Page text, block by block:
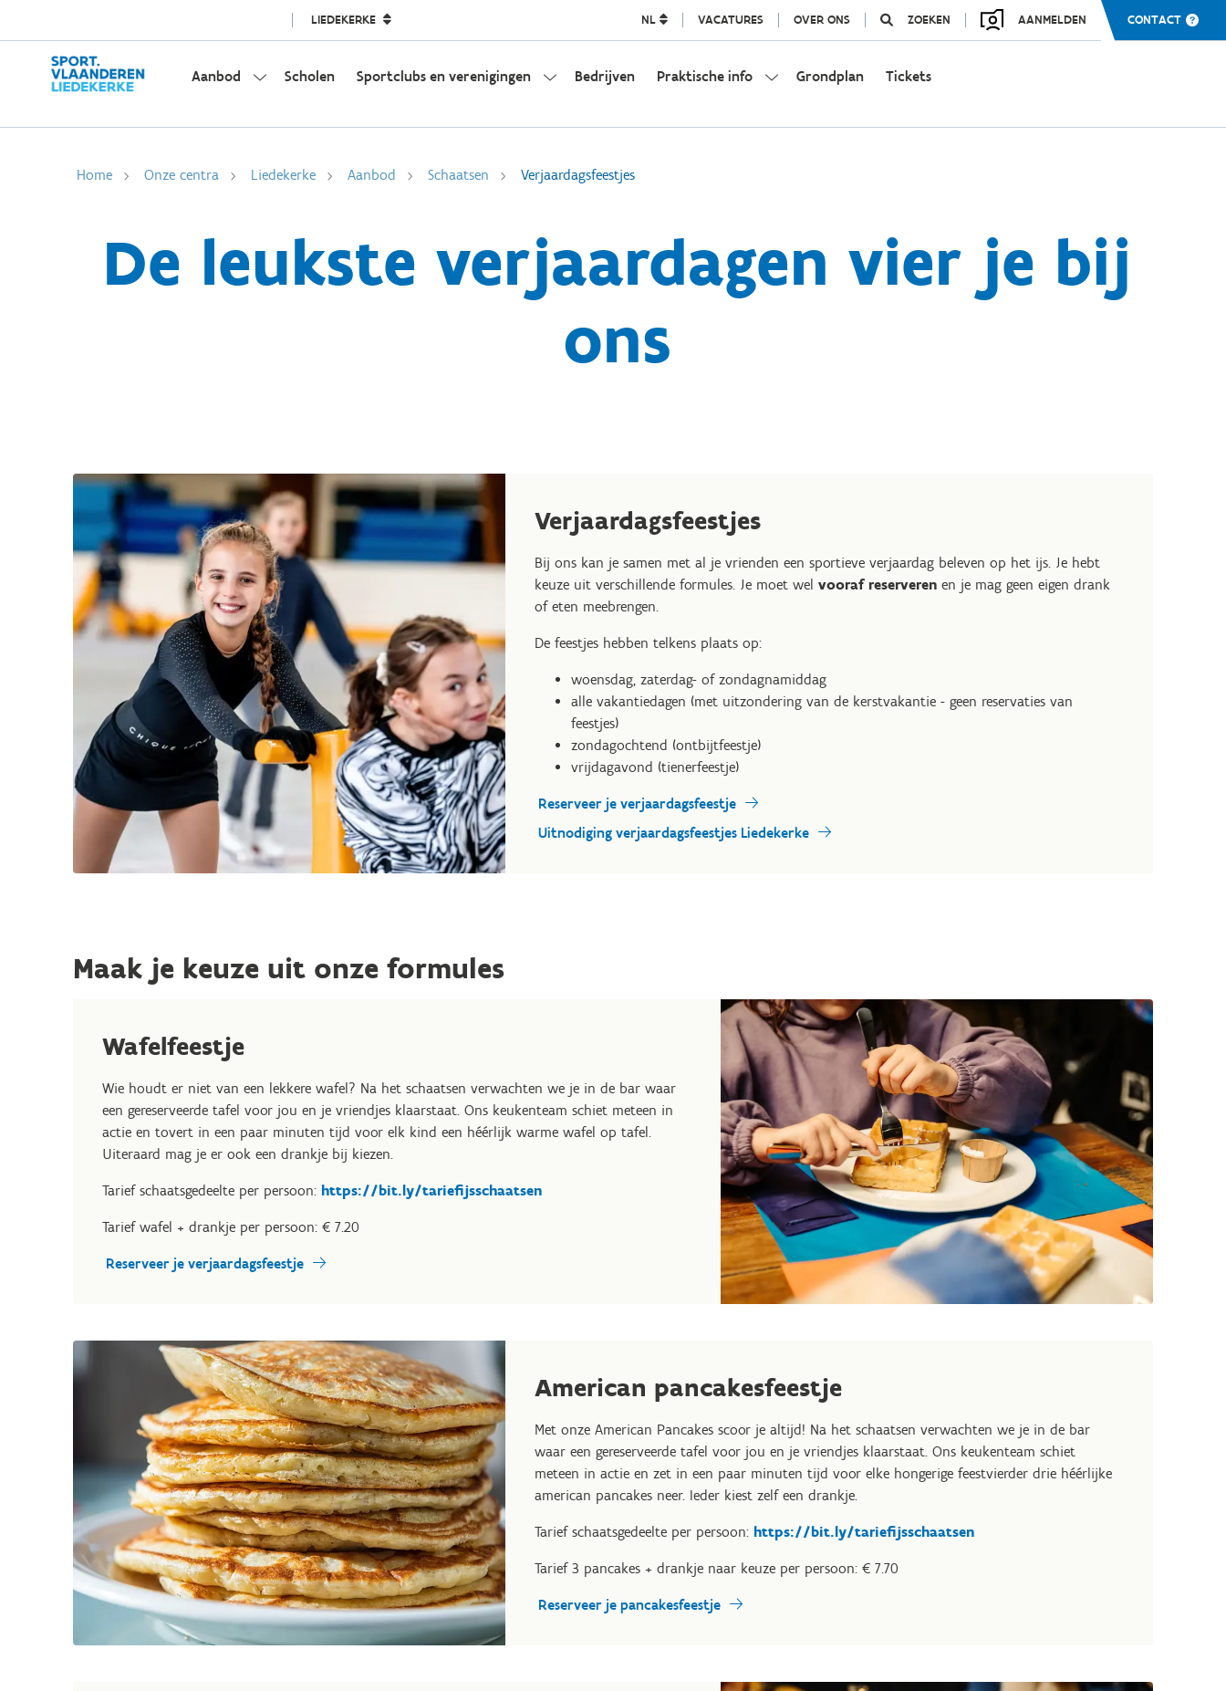
LIEDEKERKE NL VACATURES OVER ONS ZOEKEN AANMELDEN CONTACT
Aanbod Scholen Sportclubs en verenigingen Bedrijven Praktische info Grondplan Tickets
Home Onze centra Liedekerke Aanbod Schaatsen Verjaardagsfeestjes
De leukste verjaardagen vier je bij
ons
Verjaardagsfeestjes
Bij ons kan je samen met al je vrienden een sportieve verjaardag beleven op het ijs. Je hebt
keuze uit verschillende formules. Je moet wel vooraf reserveren en je mag geen eigen drank
of eten meebrengen.
De feestjes hebben telkens plaats op:
woensdag, zaterdag- of zondagnamiddag
alle vakantiedagen (met uitzondering van de kerstvakantie - geen reservaties van
feestjes)
zondagochtend (ontbijtfeestje)
vrijdagavond (tienerfeestje)
Reserveer je verjaardagsfeestje
Uitnodiging verjaardagsfeestjes Liedekerke
Maak je keuze uit onze formules
Wafelfeestje
Wie houdt er niet van een lekkere wafel? Na het schaatsen verwachten we je in de bar waar
een gereserveerde tafel voor jou en je vriendjes klaarstaat. Ons keukenteam schiet meteen in
actie en tovert in een paar minuten tijd voor elk kind een héérlijk warme wafel op tafel.
Uiteraard mag je er ook een drankje bij kiezen.
Tarief schaatsgedeelte per persoon: https://bit.ly/tariefijsschaatsen
Tarief wafel + drankje per persoon: € 7.20
Reserveer je verjaardagsfeestje
American pancakesfeestje
Met onze American Pancakes scoor je altijd! Na het schaatsen verwachten we je in de bar
waar een gereserveerde tafel voor jou en je vriendjes klaarstaat. Ons keukenteam schiet
meteen in actie en zet in een paar minuten tijd voor elke hongerige feestvierder drie héérlijke
american pancakes neer. Ieder kiest zelf een drankje.
Tarief schaatsgedeelte per persoon: https://bit.ly/tariefijsschaatsen
Tarief 3 pancakes + drankje naar keuze per persoon: € 7.70
Reserveer je pancakesfeestje